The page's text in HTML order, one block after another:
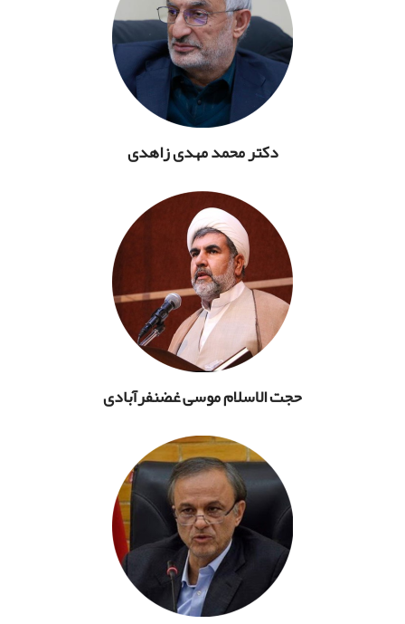
دکتر محمد مهدی زاهدی
حجت الاسلام موسی غضنفرآبادی